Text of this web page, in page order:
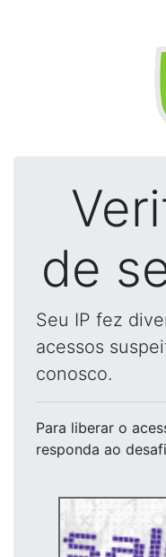
de
Seu IP fez
acessos
conosco.
Para liberar o
responda ao